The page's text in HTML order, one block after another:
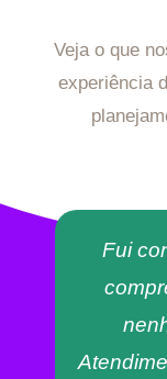
Veja o que
experiência
Fui